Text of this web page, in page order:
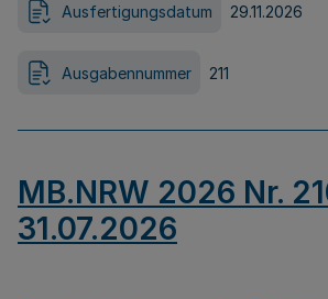
Ausfertigungsdatum 29.11.2026
Ausgabennummer 211
MB.NRW 2026 Nr.
31.07.2026